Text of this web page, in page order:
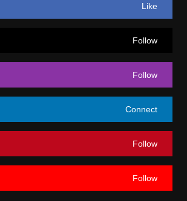
Like
Follow
Follow
Connect
Follow
Follow